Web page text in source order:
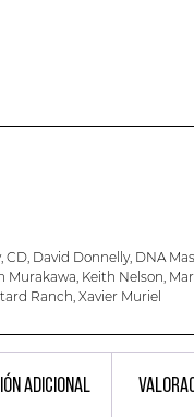
, CD, David Donnelly, DNA
Murakawa, Keith Nelson,
Ranch, Xavier Muriel
ADICIONAL